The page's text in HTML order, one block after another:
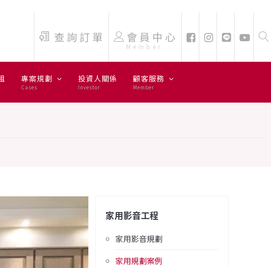
查詢訂單 會員中心
Member
專案規劃
Cases
投資人關係
Investor
顧客服務
Member
家用影音工程
家用影音規劃
家用規劃案例